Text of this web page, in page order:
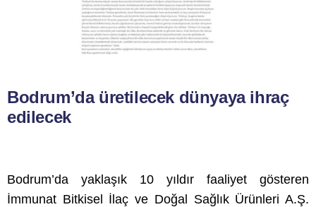
Bodrum’da üretilecek dünyaya ihraç
edilecek
Bodrum’da yaklaşık 10 yıldır faaliyet gösteren
İmmunat Bitkisel İlaç ve Doğal Sağlık Ürünleri A.Ş.